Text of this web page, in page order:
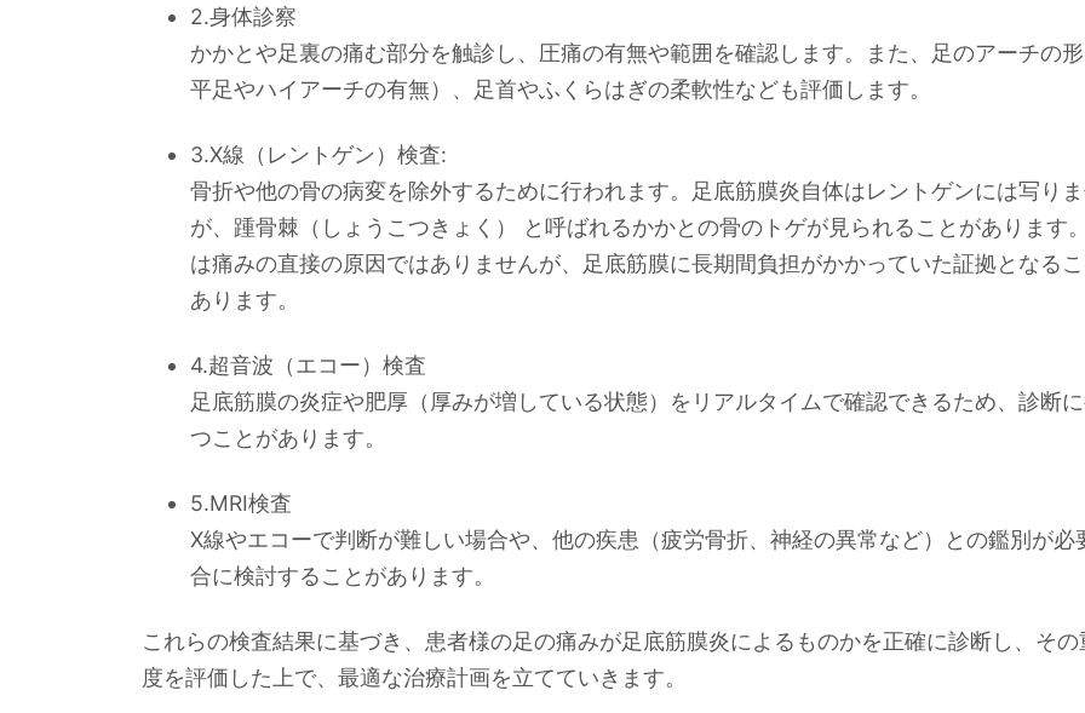
2.身体診察
かかとや足裏の痛む部分を触診し、圧痛の有無や範囲を確認します。また、足のアーチの
平足やハイアーチの有無）、足首やふくらはぎの柔軟性なども評価します。
3.X線（レントゲン）検査:
骨折や他の骨の病変を除外するために行われます。足底筋膜炎自体はレントゲンには写り
が、踵骨棘（しょうこつきょく） と呼ばれるかかとの骨のトゲが見られることがあります
は痛みの直接の原因ではありませんが、足底筋膜に長期間負担がかかっていた証拠となる
あります。
4.超音波（エコー）検査
足底筋膜の炎症や肥厚（厚みが増している状態）をリアルタイムで確認できるため、診断
つことがあります。
5.MRI検査
X線やエコーで判断が難しい場合や、他の疾患（疲労骨折、神経の異常など）との鑑別が必
合に検討することがあります。
これらの検査結果に基づき、患者様の足の痛みが足底筋膜炎によるものかを正確に診断し、その
度を評価した上で、最適な治療計画を立てていきます。